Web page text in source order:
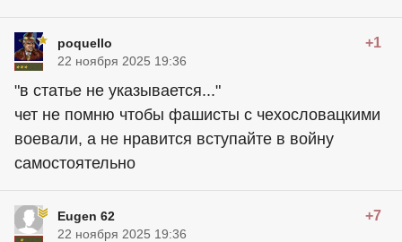
poquello +1
22 ноября 2025 19:36
"в статье не указывается..."
чет не помню чтобы фашисты с чехословацкими
воевали, а не нравится вступайте в войну
самостоятельно
Eugen 62 +7
22 ноября 2025 19:36